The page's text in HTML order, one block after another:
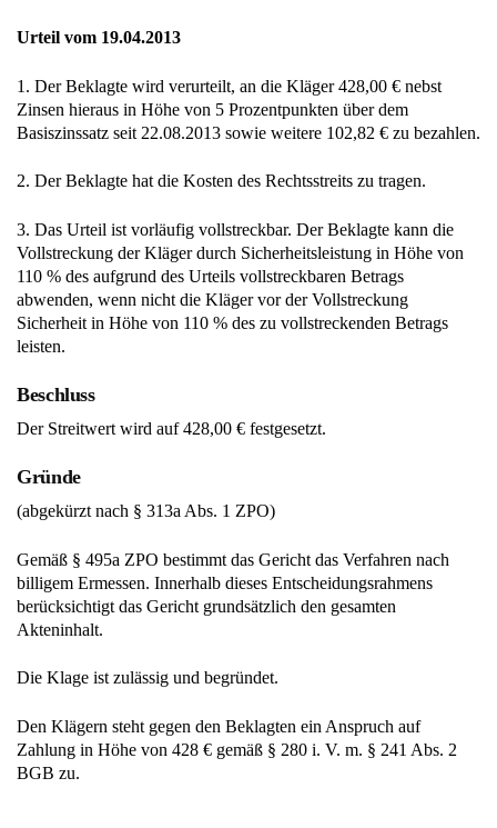
Urteil vom 19.04.2013
1. Der Beklagte wird verurteilt, an die Kläger 428,00 € nebst
Zinsen hieraus in Höhe von 5 Prozentpunkten über dem
Basiszinssatz seit 22.08.2013 sowie weitere 102,82 € zu bezahlen.
2. Der Beklagte hat die Kosten des Rechtsstreits zu tragen.
3. Das Urteil ist vorläufig vollstreckbar. Der Beklagte kann die
Vollstreckung der Kläger durch Sicherheitsleistung in Höhe von
110 % des aufgrund des Urteils vollstreckbaren Betrags
abwenden, wenn nicht die Kläger vor der Vollstreckung
Sicherheit in Höhe von 110 % des zu vollstreckenden Betrags
leisten.
Beschluss
Der Streitwert wird auf 428,00 € festgesetzt.
Gründe
(abgekürzt nach § 313a Abs. 1 ZPO)
Gemäß § 495a ZPO bestimmt das Gericht das Verfahren nach
billigem Ermessen. Innerhalb dieses Entscheidungsrahmens
berücksichtigt das Gericht grundsätzlich den gesamten
Akteninhalt.
Die Klage ist zulässig und begründet.
Den Klägern steht gegen den Beklagten ein Anspruch auf
Zahlung in Höhe von 428 € gemäß § 280 i. V. m. § 241 Abs. 2
BGB zu.